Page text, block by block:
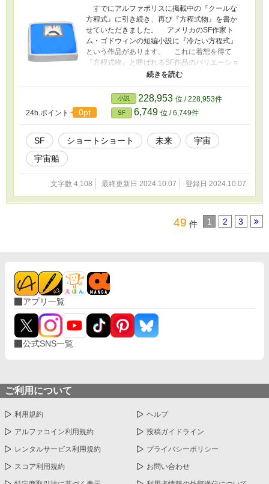
すでにアルファポリスに掲載中の『クールな
方程式』に引き続き、再び『方程式物』を書か
せていただきました。 アメリカのSF作家ト
ム・ゴドウィンの短編小説に『冷たい方程式』
という作品があります。 これに着想を得て
『方程式物』と呼ばれるSF作品のバリエーショ
ンが数多く書かれてきました。 以前私も微力
ながら挑戦し『クールな方程式』を書きまし
た。今回は2度目の挑戦です。 舞台は22世紀
の宇宙。ぎりぎりの燃料しか積んでいない緊急
艇に密航者がいました。 この密航者を宇宙空
間に遺棄しないと緊急艇は目的地の惑星で墜落
しかねないのですが……。
24h.ポイント 0pt
小説 228,953 位 / 228,953件
SF 6,749 位 / 6,749件
SF ショートショート 未来
宇宙
宇宙船
文字数 4,108 最終更新日 2024.10.07 登録日 2024.10.07
49 件 1 2 3
アプリ一覧
公式SNS一覧
ご利用について
利用規約 ヘルプ
アルファコイン利用規約 投稿ガイドライン
レンタルサービス利用規約 プライバシーポリシー
スコア利用規約 お問い合わせ